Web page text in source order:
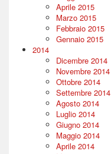
Aprile 2015
Marzo 2015
Febbraio 2015
Gennaio 2015
2014
Dicembre 2014
Novembre 2014
Ottobre 2014
Settembre 2014
Agosto 2014
Luglio 2014
Giugno 2014
Maggio 2014
Aprile 2014